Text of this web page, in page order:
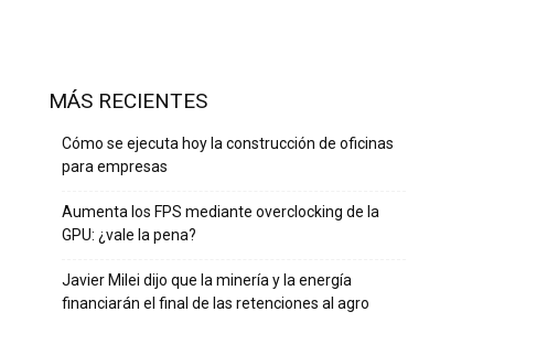
MÁS RECIENTES
Cómo se ejecuta hoy la construcción de oficinas
para empresas
Aumenta los FPS mediante overclocking de la
GPU: ¿vale la pena?
Javier Milei dijo que la minería y la energía
financiarán el final de las retenciones al agro